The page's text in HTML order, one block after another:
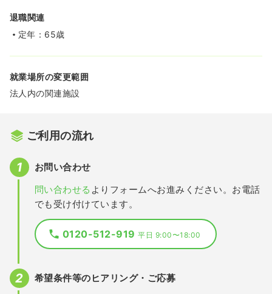
退職関連
定年：65歳
就業場所の変更範囲
法人内の関連施設
ご利用の流れ
お問い合わせ
問い合わせる よりフォームへお進みください。お電話
でも受け付けています。
0120-512-919平日 9:00〜18:00
希望条件等のヒアリング・ご応募